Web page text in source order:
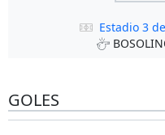
Estadio 3
GOLES